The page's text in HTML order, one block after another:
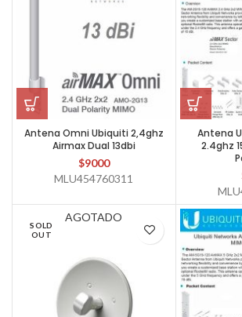
Antena Omni Ubiquiti 2,4ghz
Airmax Dual 13dbi
$9000
MLU454760311
Antena
2.4ghz
SOLD
OUT
AGOTADO